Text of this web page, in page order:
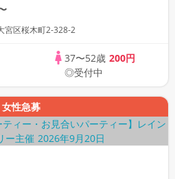
宮区桜木町2-328-2
37〜52歳 200円
◎受付中
女性急募